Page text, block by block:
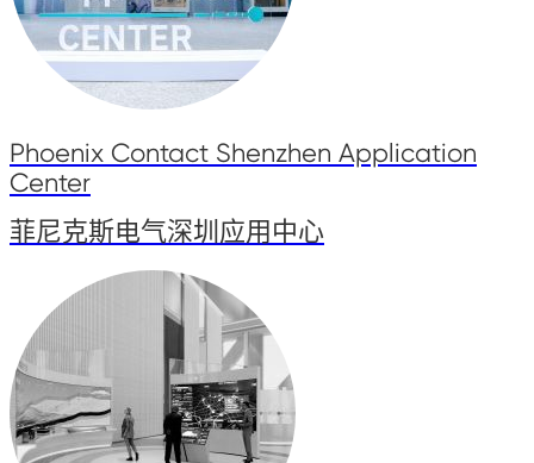
Phoenix Contact Shenzhen Application
Center
菲尼克斯电气深圳应用中心